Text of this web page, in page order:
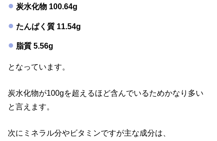
炭水化物 100.64g
たんぱく質 11.54g
脂質 5.56g
となっています。
炭水化物が100gを超えるほど含んでいるためかなり多い
と言えます。
次にミネラル分やビタミンですが主な成分は、